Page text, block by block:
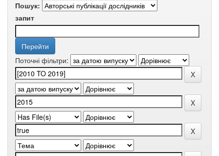
Пошук:
запит
Поточні фільтри: